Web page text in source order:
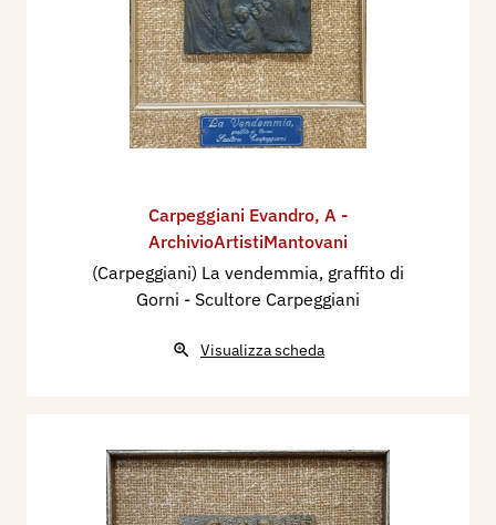
Carpeggiani Evandro, A -
ArchivioArtistiMantovani
(Carpeggiani) La vendemmia, graffito di
Gorni - Scultore Carpeggiani
Visualizza scheda